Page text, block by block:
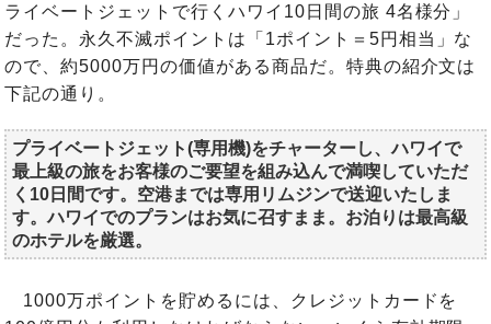
ライベートジェットで行くハワイ10日間の旅 4名様分」
だった。永久不滅ポイントは「1ポイント＝5円相当」な
ので、約5000万円の価値がある商品だ。特典の紹介文は
下記の通り。
プライベートジェット(専用機)をチャーターし、ハワイで
最上級の旅をお客様のご要望を組み込んで満喫していただ
く10日間です。空港までは専用リムジンで送迎いたしま
す。ハワイでのプランはお気に召すまま。お泊りは最高級
のホテルを厳選。
1000万ポイントを貯めるには、クレジットカードを